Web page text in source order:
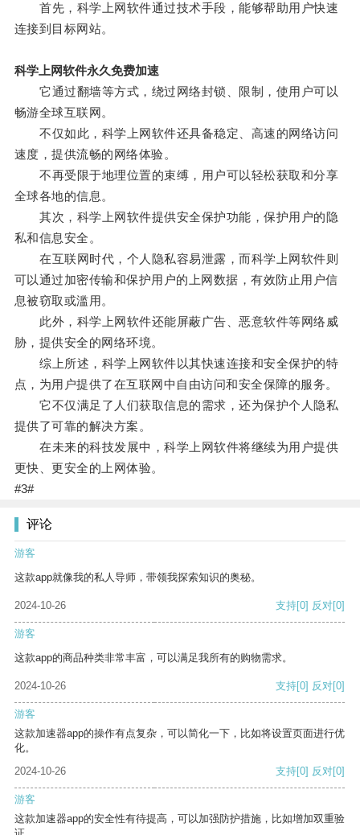
首先，科学上网软件通过技术手段，能够帮助用户快速
连接到目标网站。
科学上网软件永久免费加速
它通过翻墙等方式，绕过网络封锁、限制，使用户可以
畅游全球互联网。
不仅如此，科学上网软件还具备稳定、高速的网络访问
速度，提供流畅的网络体验。
不再受限于地理位置的束缚，用户可以轻松获取和分享
全球各地的信息。
其次，科学上网软件提供安全保护功能，保护用户的隐
私和信息安全。
在互联网时代，个人隐私容易泄露，而科学上网软件则
可以通过加密传输和保护用户的上网数据，有效防止用户信
息被窃取或滥用。
此外，科学上网软件还能屏蔽广告、恶意软件等网络威
胁，提供安全的网络环境。
综上所述，科学上网软件以其快速连接和安全保护的特
点，为用户提供了在互联网中自由访问和安全保障的服务。
它不仅满足了人们获取信息的需求，还为保护个人隐私
提供了可靠的解决方案。
在未来的科技发展中，科学上网软件将继续为用户提供
更快、更安全的上网体验。
#3#
评论
游客
这款app就像我的私人导师，带领我探索知识的奥秘。
2024-10-26 支持[0] 反对[0]
游客
这款app的商品种类非常丰富，可以满足我所有的购物需求。
2024-10-26 支持[0] 反对[0]
游客
这款加速器app的操作有点复杂，可以简化一下，比如将设置页面进行优
化。
2024-10-26
支持[0] 反对[0]
游客
这款加速器app的安全性有待提高，可以加强防护措施，比如增加双重验